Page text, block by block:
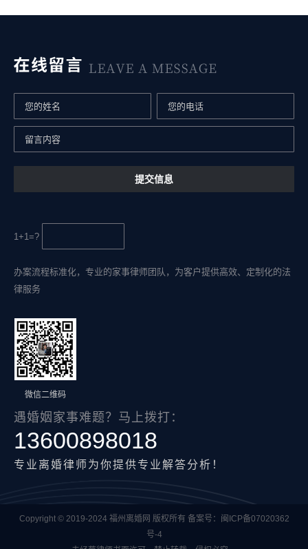
1+1=?
办案流程标准化，专业的家事律师团队，为客户提供高效、定制化的法
律服务
微信二维码
遇婚姻家事难题？马上拨打：
13600898018
专业离婚律师为你提供专业解答分析！
Copyright © 2019-2024 福州离婚网 版权所有 备案号：
闽ICP备07020362
号-4